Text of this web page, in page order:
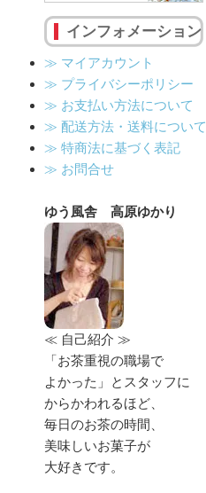
インフォメーション
≫ マイアカウント
≫ プライバシーポリシー
≫ お支払い方法について
≫ 配送方法・送料について
≫ 特商法に基づく表記
≫ お問合せ
ゆう風舎 高原ゆかり
≪ 自己紹介 ≫
「お茶重視の職場で
よかった」とスタッフに
からかわれるほど、
毎日のお茶の時間、
美味しいお菓子が
大好きです。